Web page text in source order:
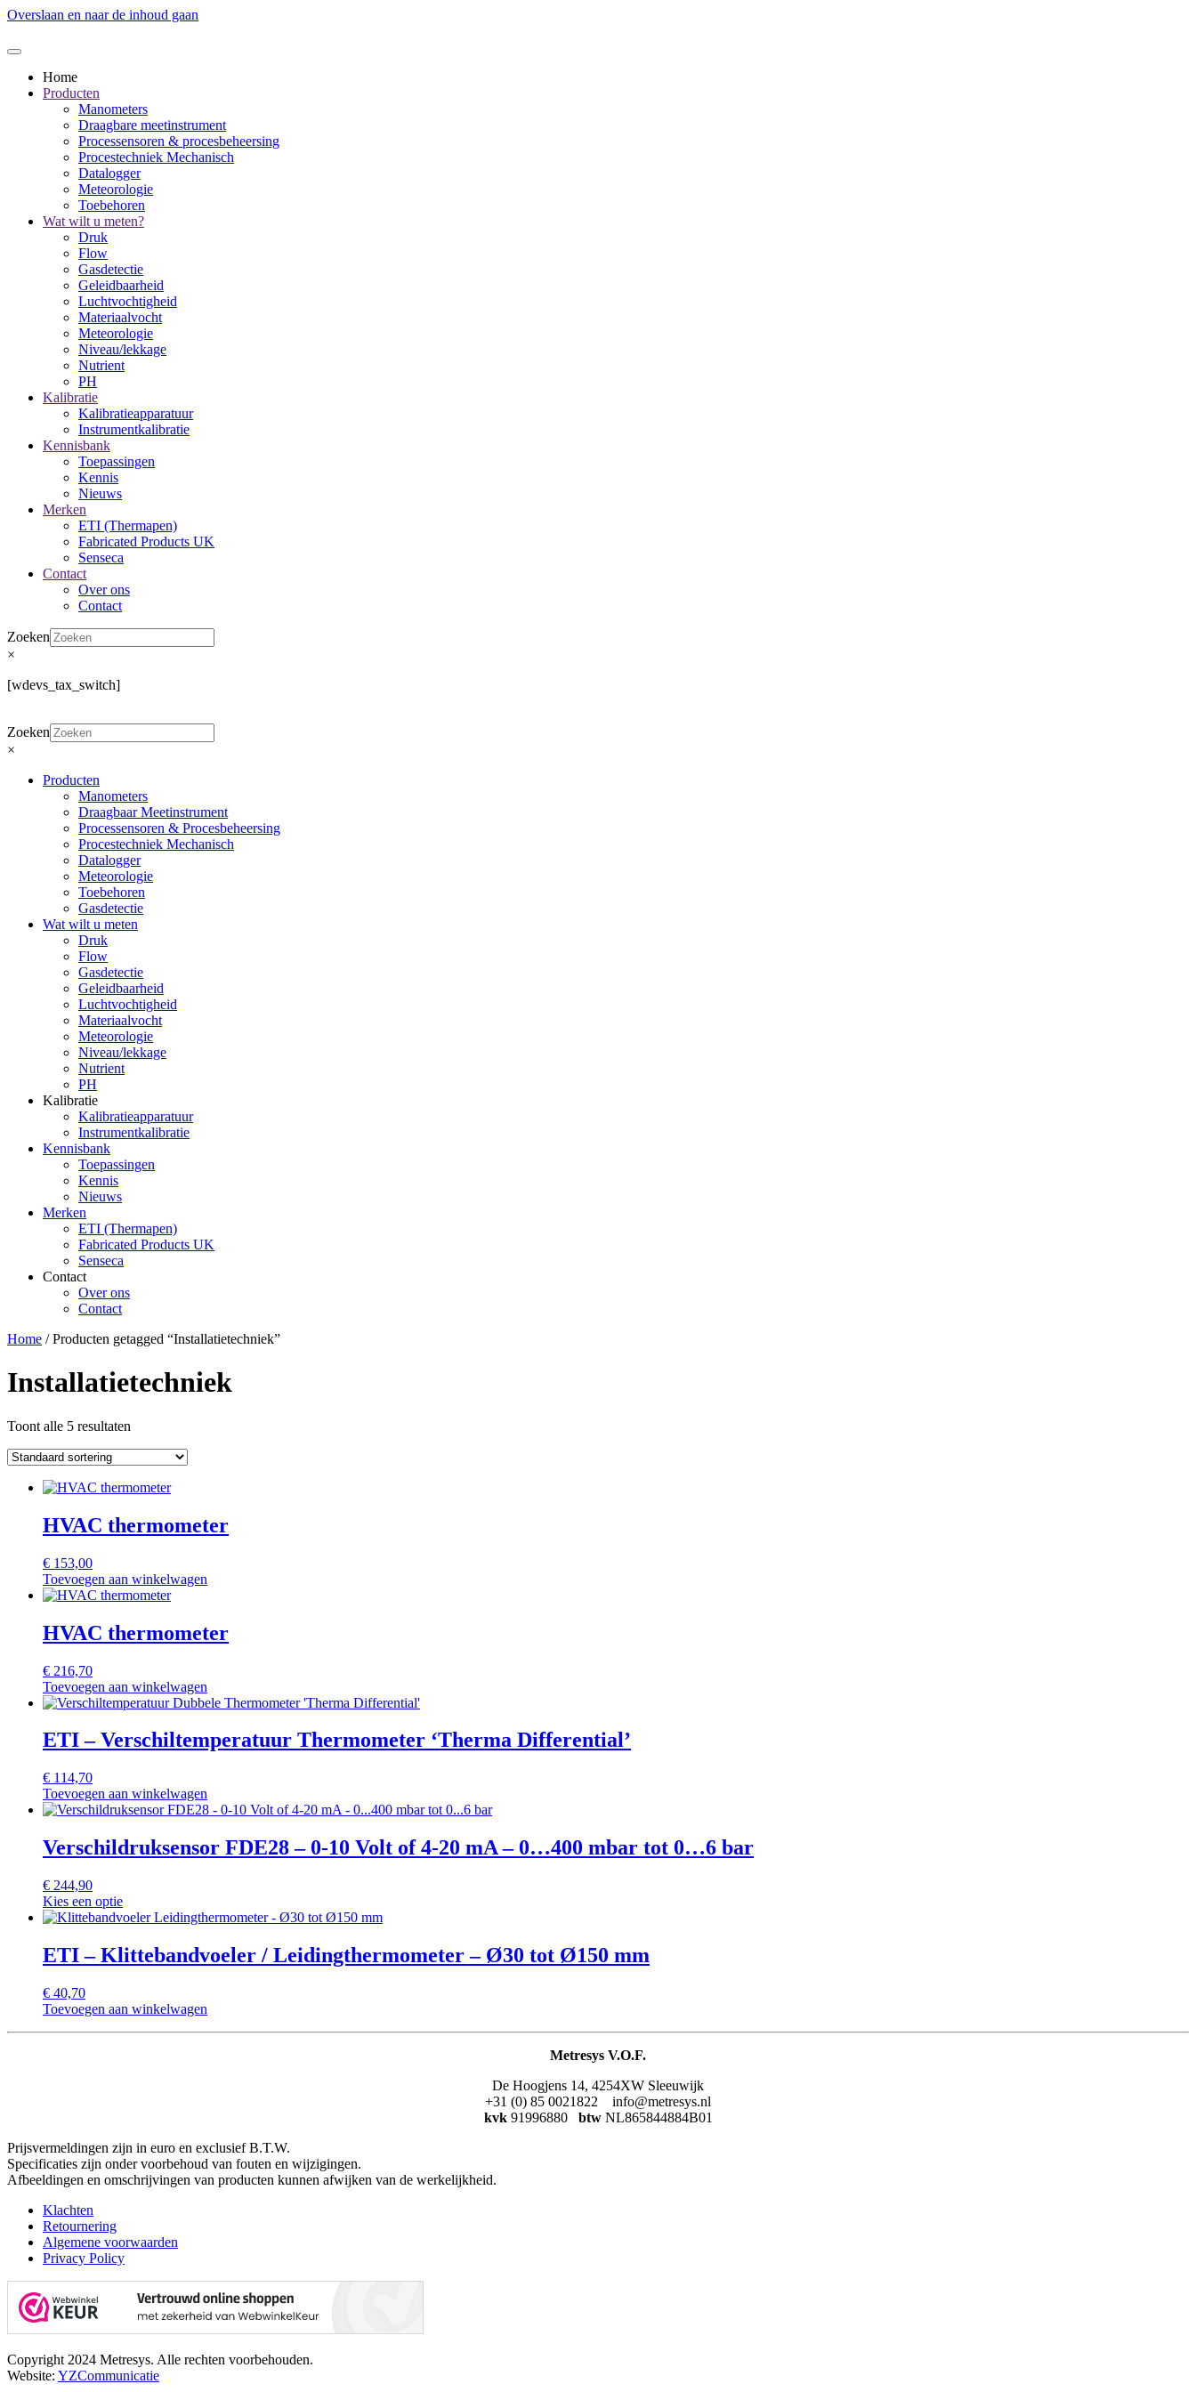
Overslaan en naar de inhoud gaan
Home
Producten
Manometers
Draagbare meetinstrument
Processensoren & procesbeheersing
Procestechniek Mechanisch
Datalogger
Meteorologie
Toebehoren
Wat wilt u meten?
Druk
Flow
Gasdetectie
Geleidbaarheid
Luchtvochtigheid
Materiaalvocht
Meteorologie
Niveau/lekkage
Nutrient
PH
Kalibratie
Kalibratieapparatuur
Instrumentkalibratie
Kennisbank
Toepassingen
Kennis
Nieuws
Merken
ETI (Thermapen)
Fabricated Products UK
Senseca
Contact
Over ons
Contact
Zoeken
×
[wdevs_tax_switch]
Zoeken
×
Producten
Manometers
Draagbaar Meetinstrument
Processensoren & Procesbeheersing
Procestechniek Mechanisch
Datalogger
Meteorologie
Toebehoren
Gasdetectie
Wat wilt u meten
Druk
Flow
Gasdetectie
Geleidbaarheid
Luchtvochtigheid
Materiaalvocht
Meteorologie
Niveau/lekkage
Nutrient
PH
Kalibratie
Kalibratieapparatuur
Instrumentkalibratie
Kennisbank
Toepassingen
Kennis
Nieuws
Merken
ETI (Thermapen)
Fabricated Products UK
Senseca
Contact
Over ons
Contact
Home / Producten getagged “Installatietechniek”
Installatietechniek
Toont alle 5 resultaten
HVAC thermometer
€ 153,00
Toevoegen aan winkelwagen
HVAC thermometer
€ 216,70
Toevoegen aan winkelwagen
ETI – Verschiltemperatuur Thermometer ‘Therma Differential’
€ 114,70
Toevoegen aan winkelwagen
Verschildruksensor FDE28 – 0-10 Volt of 4-20 mA – 0…400 mbar tot 0…6 bar
€ 244,90
Kies een optie
ETI – Klittebandvoeler / Leidingthermometer – Ø30 tot Ø150 mm
€ 40,70
Toevoegen aan winkelwagen
Metresys V.O.F.
De Hoogjens 14, 4254XW Sleeuwijk
+31 (0) 85 0021822 info@metresys.nl
kvk 91996880 btw NL865844884B01
Prijsvermeldingen zijn in euro en exclusief B.T.W.
Specificaties zijn onder voorbehoud van fouten en wijzigingen.
Afbeeldingen en omschrijvingen van producten kunnen afwijken van de werkelijkheid.
Klachten
Retournering
Algemene voorwaarden
Privacy Policy
Copyright 2024 Metresys. Alle rechten voorbehouden.
Website: YZCommunicatie